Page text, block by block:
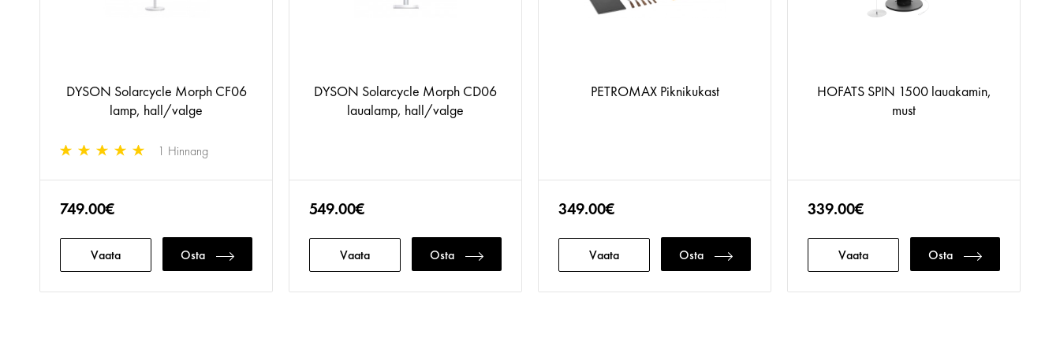
DYSON Solarcycle Morph CF06
lamp, hall/valge
1 Hinnang
749.00€
Vaata Osta
DYSON Solarcycle Morph CD06
laualamp, hall/valge
549.00€
Vaata Osta
PETROMAX Piknikukast
349.00€
Vaata Osta
HOFATS SPIN 1500 lauakamin,
must
339.00€
Vaata Osta